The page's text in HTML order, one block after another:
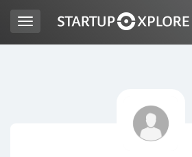
Toggle
navigation